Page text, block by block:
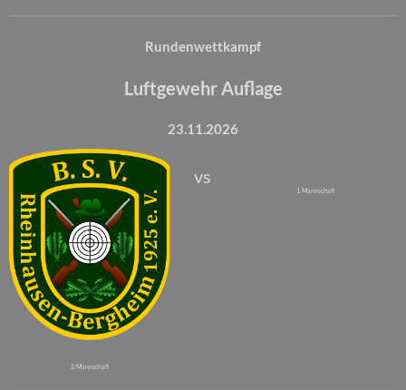
Rundenwettkampf
Luftgewehr Auflage
23.11.2026
2. Mannschaft
vs
1. Mannschaft